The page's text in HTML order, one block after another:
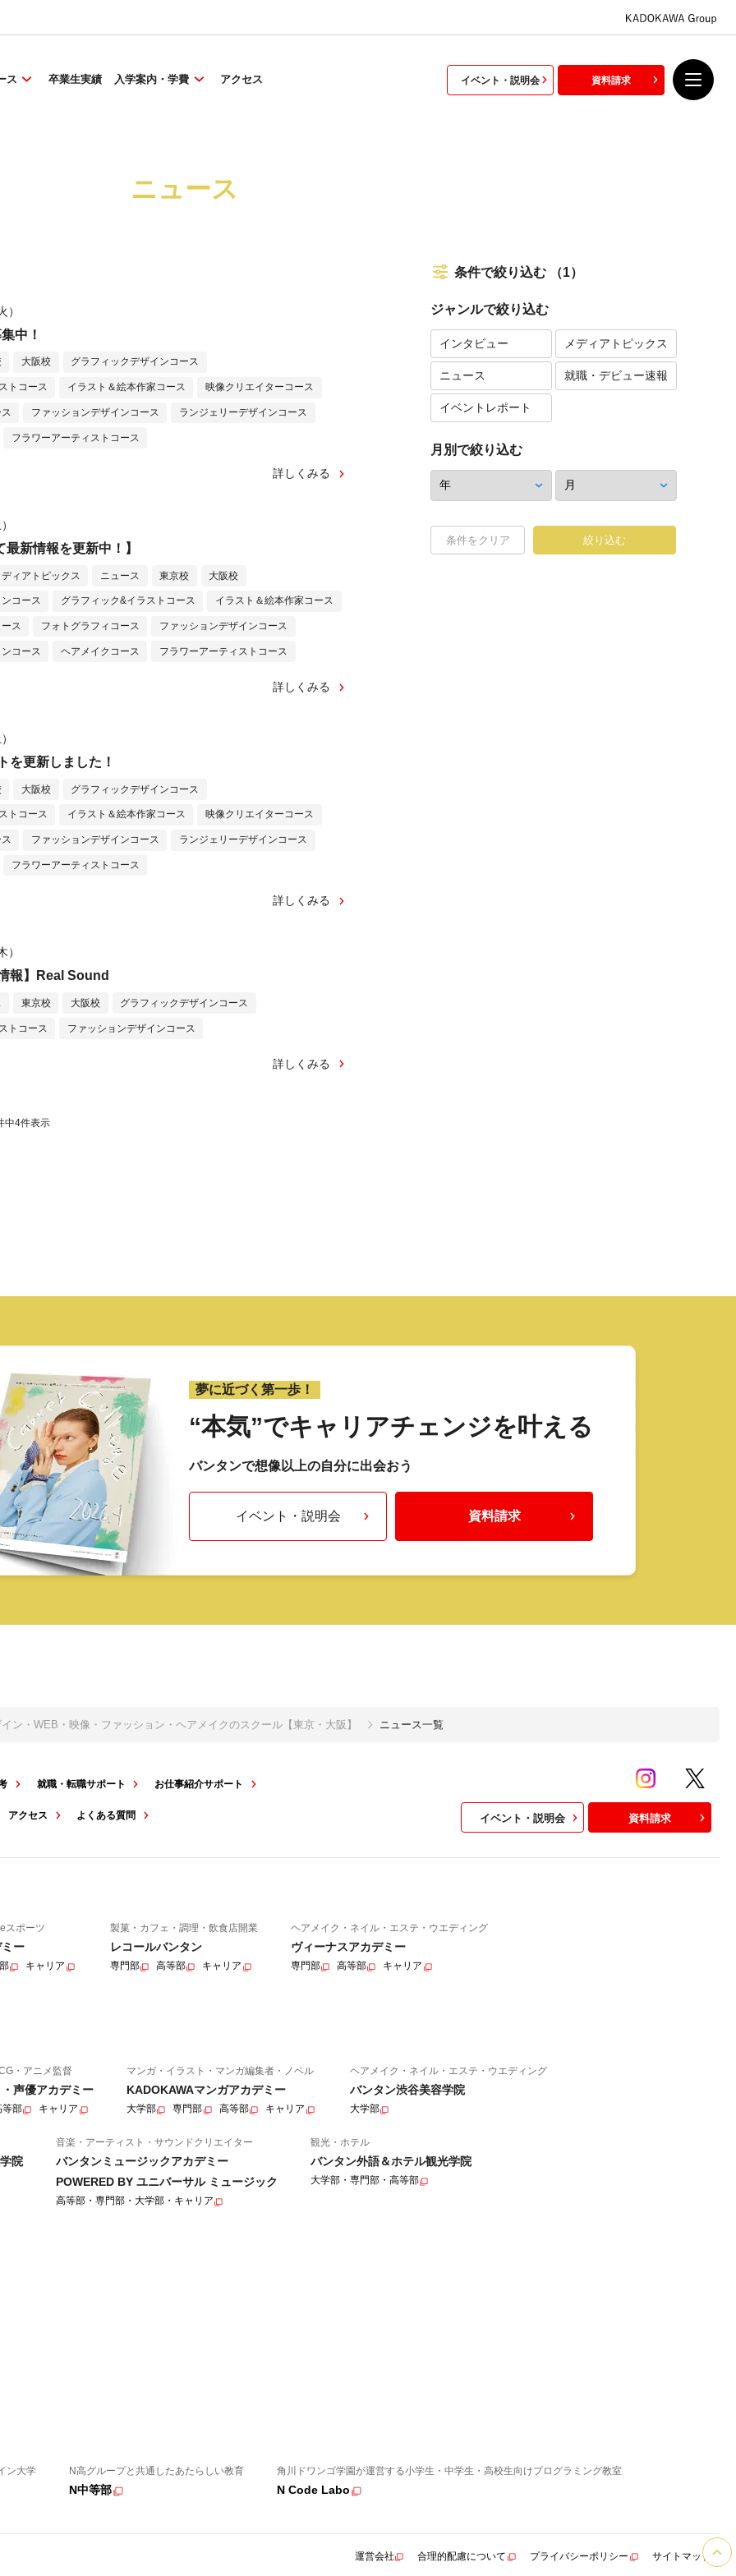
ス 卒業生実績 入学案内・学費 アクセス イベント・説明会 資料請求
ニュース
）
中！
大阪校 グラフィックデザインコース
トコース イラスト＆絵本作家コース 映像クリエイターコース
ファッションデザインコース ランジェリーデザインコース
フラワーアーティストコース
詳しくみる
新情報を更新中！】
ィアトピックス ニュース 東京校 大阪校
コース グラフィック&イラストコース イラスト＆絵本作家コース
ス フォトグラフィコース ファッションデザインコース
コース ヘアメイクコース フラワーアーティストコース
詳しくみる
を更新しました！
大阪校 グラフィックデザインコース
トコース イラスト＆絵本作家コース 映像クリエイターコース
ファッションデザインコース ランジェリーデザインコース
フラワーアーティストコース
詳しくみる
）
報】Real Sound
東京校 大阪校 グラフィックデザインコース
トコース ファッションデザインコース
詳しくみる
中4件表示
条件で絞り込む （1）
ジャンルで絞り込む
インタビュー メディアトピックス
ニュース 就職・デビュー速報
イベントレポート
月別で絞り込む
条件をクリア 絞り込む
夢に近づく第一歩！
“本気”でキャリアチェンジを叶える
バンタンで想像以上の自分に出会おう
イベント・説明会 資料請求
・WEB・映像・ファッション・ヘアメイクのスクール【東京・大阪】 ニュース一覧
就職・転職サポート お仕事紹介サポート
アクセス よくある質問 イベント・説明会 資料請求
スポーツ
ー
キャリア
製菓・カフェ・調理・飲食店開業
レコールバンタン
専門部 高等部 キャリア
ヘアメイク・ネイル・エステ・ウエディング
ヴィーナスアカデミー
専門部 高等部 キャリア
・アニメ監督
声優アカデミー
等部 キャリア
マンガ・イラスト・マンガ編集者・ノベル
KADOKAWAマンガアカデミー
大学部 専門部 高等部 キャリア
ヘアメイク・ネイル・エステ・ウエディング
バンタン渋谷美容学院
大学部
院
音楽・アーティスト・サウンドクリエイター
バンタンミュージックアカデミー
POWERED BY ユニバーサル ミュージック
高等部・専門部・大学部・キャリア
観光・ホテル
バンタン外語＆ホテル観光学院
大学部・専門部・高等部
ン大学 N高グループと共通したあたらしい教育
N中等部
角川ドワンゴ学園が運営する小学生・中学生・高校生向けプログラミング教室
N Code Labo
運営会社 合理的配慮について プライバシーポリシー サイトマップ